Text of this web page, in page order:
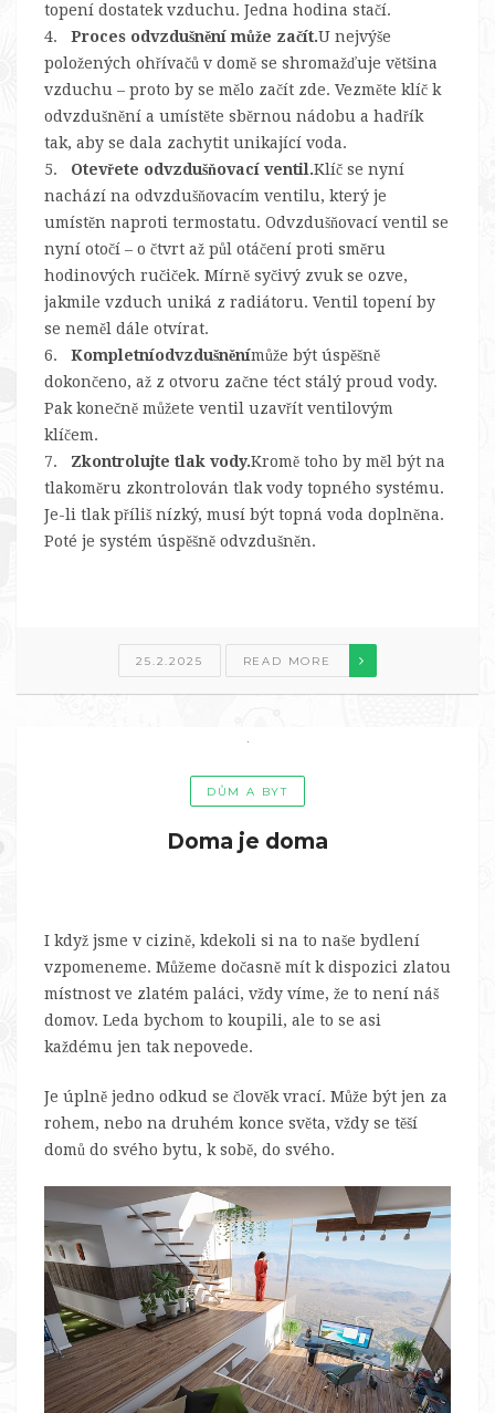
topení dostatek vzduchu. Jedna hodina stačí.
4. Proces odvzdušnění může začít.U nejvýše
položených ohřívačů v domě se shromažďuje většina
vzduchu – proto by se mělo začít zde. Vezměte klíč k
odvzdušnění a umístěte sběrnou nádobu a hadřík
tak, aby se dala zachytit unikající voda.
5. Otevřete odvzdušňovací ventil.Klíč se nyní
nachází na odvzdušňovacím ventilu, který je
umístěn naproti termostatu. Odvzdušňovací ventil se
nyní otočí – o čtvrt až půl otáčení proti směru
hodinových ručiček. Mírně syčivý zvuk se ozve,
jakmile vzduch uniká z radiátoru. Ventil topení by
se neměl dále otvírat.
6. Kompletníodvzdušněnímůže být úspěšně
dokončeno, až z otvoru začne téct stálý proud vody.
Pak konečně můžete ventil uzavřít ventilovým
klíčem.
7. Zkontrolujte tlak vody.Kromě toho by měl být na
tlakoměru zkontrolován tlak vody topného systému.
Je-li tlak příliš nízký, musí být topná voda doplněna.
Poté je systém úspěšně odvzdušněn.
25.2.2025 READ MORE
DŮM A BYT
Doma je doma
I když jsme v cizině, kdekoli si na to naše bydlení
vzpomeneme. Můžeme dočasně mít k dispozici zlatou
místnost ve zlatém paláci, vždy víme, že to není náš
domov. Leda bychom to koupili, ale to se asi
každému jen tak nepovede.
Je úplně jedno odkud se člověk vrací. Může být jen za
rohem, nebo na druhém konce světa, vždy se těší
domů do svého bytu, k sobě, do svého.